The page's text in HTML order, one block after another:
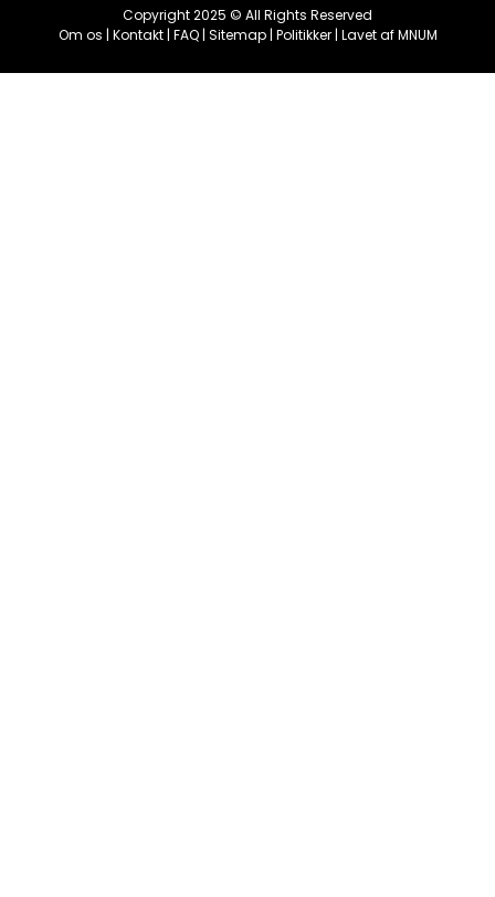
Copyright 2025 © All Rights Reserved
Om os | Kontakt| FAQ| Sitemap| Politikker| Lavet afMNUM